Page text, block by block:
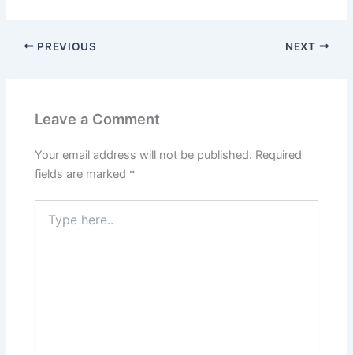
PREVIOUS NEXT
Leave a Comment
Your email address will not be published. Required
fields are marked *
here..